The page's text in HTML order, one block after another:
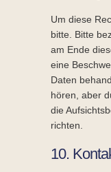
Um diese
bitte. Bitte
am Ende
eine
Daten
hören, aber
die
richten.
10.